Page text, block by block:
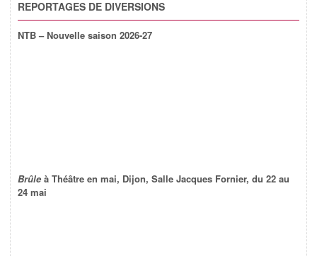
REPORTAGES DE DIVERSIONS
NTB – Nouvelle saison 2026-27
Brûle à Théâtre en mai, Dijon, Salle Jacques Fornier, du 22 au
24 mai